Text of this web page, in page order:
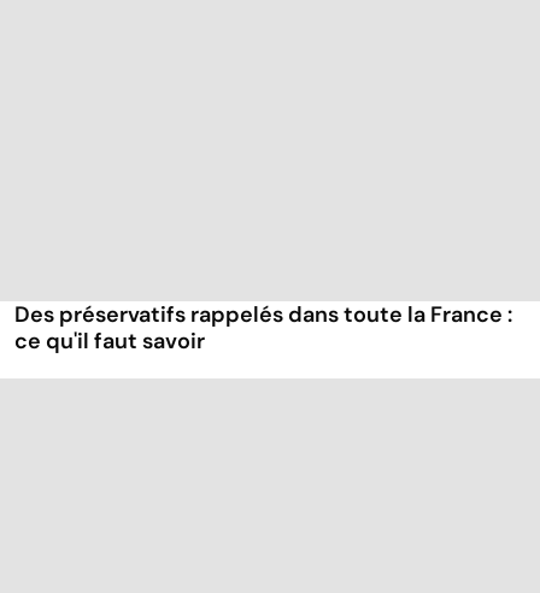
Des préservatifs rappelés dans toute la France :
ce qu'il faut savoir